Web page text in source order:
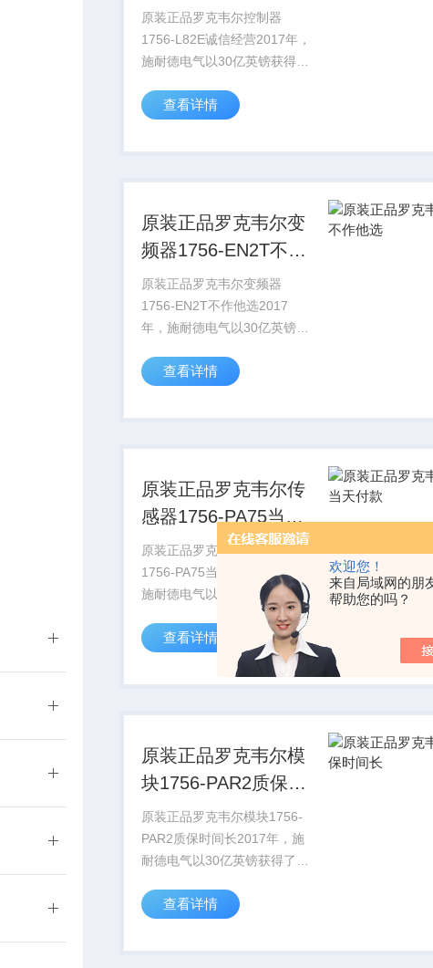
欢迎您！
来自局域网的朋
帮助您的吗？
经营
原装正品罗克韦尔控制器
1756-L82E诚信经营2017年，
施耐德电气以30亿英镑获得了
2022年9月，施耐德电气对
要约，该计划对AVEVA的...
查看详情
原装正品罗克韦尔变
频器1756-EN2T不作
他选
原装正品罗克韦尔变频器
1756-EN2T不作他选2017
年，施耐德电气以30亿英镑获
2022年9月，施耐德电气对
要约，该计划对AVEVA的...
查看详情
原装正品罗克韦尔传
感器1756-PA75当天
付款
原装正品罗克韦尔传感器
1756-PA75当天付款2017年，
施耐德电气以30亿英镑获得了
AVEVA大约60%的股份。
2022年9月，施耐德电气对
AVEVA少数股东股权发起收购
要约，该计划对AVEVA的...
查看详情
原装正品罗克韦尔模
块1756-PAR2质保时
间长
原装正品罗克韦尔模块1756-
PAR2质保时间长2017年，施
耐德电气以30亿英镑获得了
2022年9月，施耐德电气对
要约，该计划对AVEVA的...
查看详情